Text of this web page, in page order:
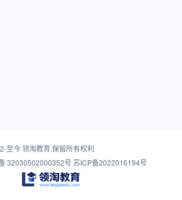
至今领淘教育.保留所有权利
32030502000352号 苏ICP备2022016194号